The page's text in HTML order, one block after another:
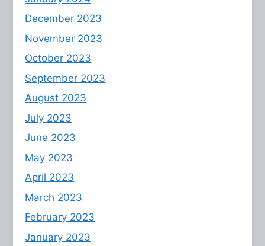
December 2023
November 2023
October 2023
September 2023
August 2023
July 2023
June 2023
May 2023
April 2023
March 2023
February 2023
January 2023